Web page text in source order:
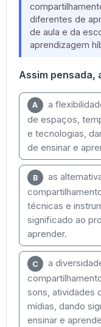
diferentes de
de aula e da
aprendizagem
Assim pensada,
A
a
de espaços,
e tecnologias,
de ensinar e
B
as
técnicas e
significado ao
aprender.
C
a
sons, atividades
mídias, dando
ensinar e